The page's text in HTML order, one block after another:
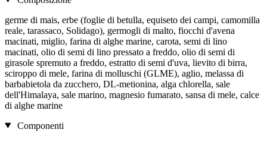
germe di mais, erbe (foglie di betulla, equiseto dei campi, camomilla
reale, tarassaco, Solidago), germogli di malto, fiocchi d'avena
macinati, miglio, farina di alghe marine, carota, semi di lino
macinati, olio di semi di lino pressato a freddo, olio di semi di
girasole spremuto a freddo, estratto di semi d'uva, lievito di birra,
sciroppo di mele, farina di molluschi (GLME), aglio, melassa di
barbabietola da zucchero, DL-metionina, alga chlorella, sale
dell'Himalaya, sale marino, magnesio fumarato, sansa di mele, calce
di alghe marine
Componenti